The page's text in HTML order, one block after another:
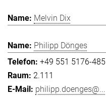
Melvin Dix
Philipp Dönges
+49 551 5176-485
2.111
philipp.doenges@...